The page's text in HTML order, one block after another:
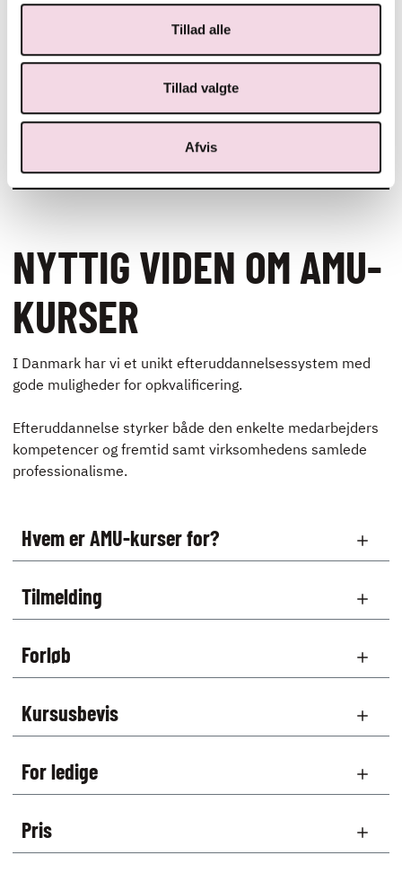
Tillad alle
Tillad valgte
Afvis
HENRIK HYNNE
M: hhy@hrs.dk
Kontakt mig, hvis du er interesseret i vores kurser
inden for ledelse, service/værtskab og drikkevarer.
NYTTIG VIDEN OM AMU-
KURSER
I Danmark har vi et unikt efteruddannelsessystem med
gode muligheder for opkvalificering.
Efteruddannelse styrker både den enkelte medarbejders
kompetencer og fremtid samt virksomhedens samlede
professionalisme.
Hvem er AMU-kurser for?
Tilmelding
Forløb
Kursusbevis
For ledige
Pris